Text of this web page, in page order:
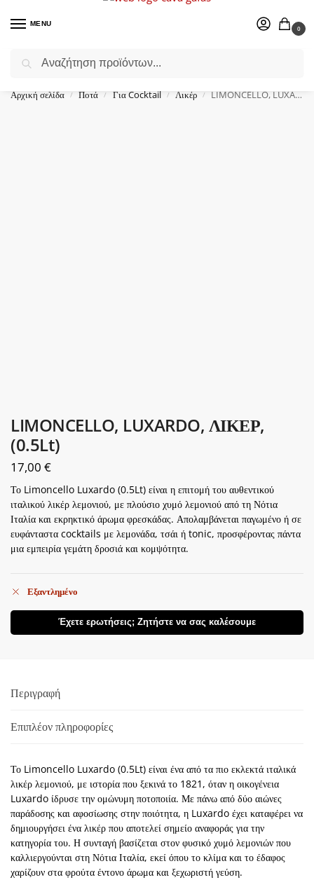
MENU
0
Επιλέξτε ένα δώρο για το αγαπημένο σας πρόσωπο.
Αρχική σελίδα / Ποτά / Για Cocktail / Λικέρ / LIMONCELLO, LUXARDO, ΛΙΚΕΡ, (0.5Lt)
LIMONCELLO, LUXARDO, ΛΙΚΕΡ,
(0.5Lt)
17,00 €
Το Limoncello Luxardo (0.5Lt) είναι η επιτομή του αυθεντικού
ιταλικού λικέρ λεμονιού, με πλούσιο χυμό λεμονιού από τη Νότια
Ιταλία και εκρηκτικό άρωμα φρεσκάδας. Απολαμβάνεται παγωμένο ή σε
ευφάνταστα cocktails με λεμονάδα, τσάι ή tonic, προσφέροντας πάντα
μια εμπειρία γεμάτη δροσιά και κομψότητα.
Εξαντλημένο
Έχετε ερωτήσεις; Ζητήστε να σας καλέσουμε
Περιγραφή
Επιπλέον πληροφορίες
Το Limoncello Luxardo (0.5Lt) είναι ένα από τα πιο εκλεκτά ιταλικά
λικέρ λεμονιού, με ιστορία που ξεκινά το 1821, όταν η οικογένεια
Luxardo ίδρυσε την ομώνυμη ποτοποιία. Με πάνω από δύο αιώνες
παράδοσης και αφοσίωσης στην ποιότητα, η Luxardo έχει καταφέρει να
δημιουργήσει ένα λικέρ που αποτελεί σημείο αναφοράς για την
κατηγορία του. Η συνταγή βασίζεται στον φυσικό χυμό λεμονιών που
καλλιεργούνται στη Νότια Ιταλία, εκεί όπου το κλίμα και το έδαφος
χαρίζουν στα φρούτα έντονο άρωμα και ξεχωριστή γεύση.